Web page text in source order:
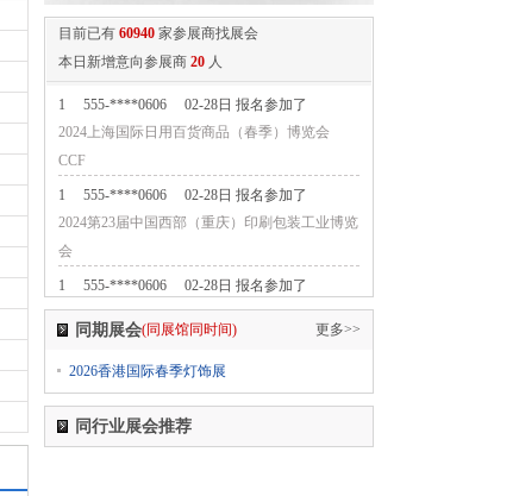
目前已有 60940 家参展商找展会
本日新增意向参展商 20 人
1 555-****0606
02-28日 报名参加了
2024上海国际日用百货商品（春季）博览会
CCF
1 555-****0606
02-28日 报名参加了
2024第23届中国西部（重庆）印刷包装工业博览
会
1 555-****0606
02-28日 报名参加了
2024第七届中国无人零售大会
2024中国国际纺织面料及辅料（春夏）博览会
1 555-****0606
02-28日 报名参加了
2024上海国际日用百货商品（春季）博览会
同期展会(同展馆同时间) 更多>>
2026香港国际春季灯饰展
同行业展会推荐